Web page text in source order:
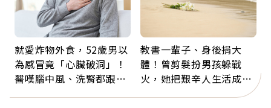
就愛炸物外食，52歲男以
為感冒竟「心臟破洞」！
醫嘆腦中風、洗腎都跟它
教書一輩子、身後捐大
體！曾剪髮扮男孩躲戰
火，她把艱辛人生活成風
景：生命價值在於成為祝